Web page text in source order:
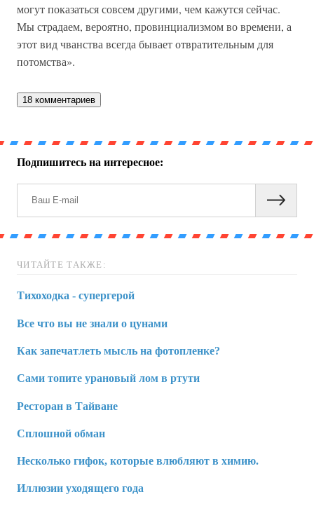
могут показаться совсем другими, чем кажутся сейчас.
Мы страдаем, вероятно, провинциализмом во времени, а
этот вид чванства всегда бывает отвратительным для
потомства».
18 комментариев
Подпишитесь на интересное:
ЧИТАЙТЕ ТАКЖЕ:
Тихоходка - супергерой
Все что вы не знали о цунами
Как запечатлеть мысль на фотопленке?
Сами топите урановый лом в ртути
Ресторан в Тайване
Сплошной обман
Несколько гифок, которые влюбляют в химию.
Иллюзии уходящего года